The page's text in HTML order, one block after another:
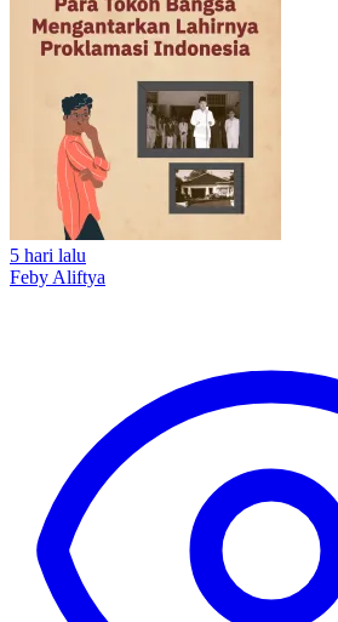
5 hari lalu
Feby Aliftya